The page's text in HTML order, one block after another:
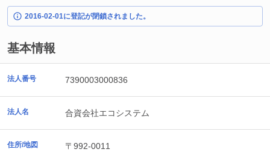
2016-02-01に登記が閉鎖されました。
基本情報
法人番号 7390003000836
法人名 合資会社エコシステム
住所/地図
〒992-0011